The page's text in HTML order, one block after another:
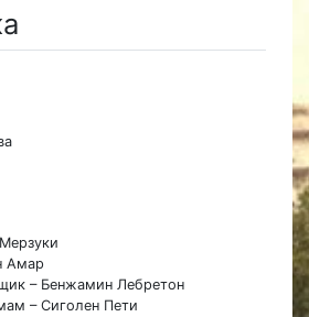
Амар
– Бенжамин Лебретон
– Сиголен Пети